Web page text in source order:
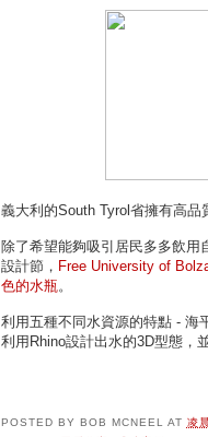
義大利的South Tyrol省擁有高品
除了希望能夠吸引居民多多飲用
設計節， Free University of
色的水瓶。
利用五種不同水資源的特點 - 海
利用Rhino設計出水的3D型態，
POSTED BY BOB MCNEEL AT 凌